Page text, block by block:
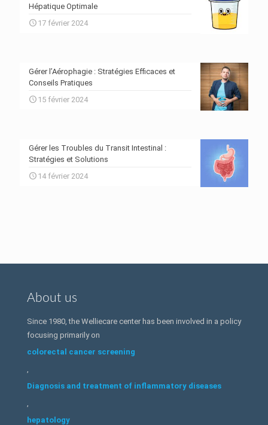
Hépatique Optimale
17 février 2024
Gérer l’Aérophagie : Stratégies Efficaces et
Conseils Pratiques
15 février 2024
Gérer les Troubles du Transit Intestinal :
Stratégies et Solutions
14 février 2024
About us
Since 1980, the Welliecare center has been involved in a policy
focusing primarily on
colorectal cancer screening
Diagnosis and treatment of inflammatory diseases
hepatology